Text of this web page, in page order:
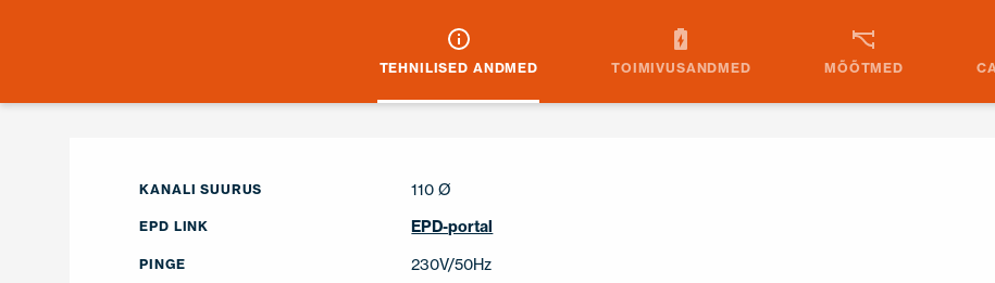
TEHNILISED ANDMED TOIMIVUSANDMED MÕÕTMED
KANALI SUURUS 110 Ø
EPD LINK EPD-portal
PINGE 230V/50Hz